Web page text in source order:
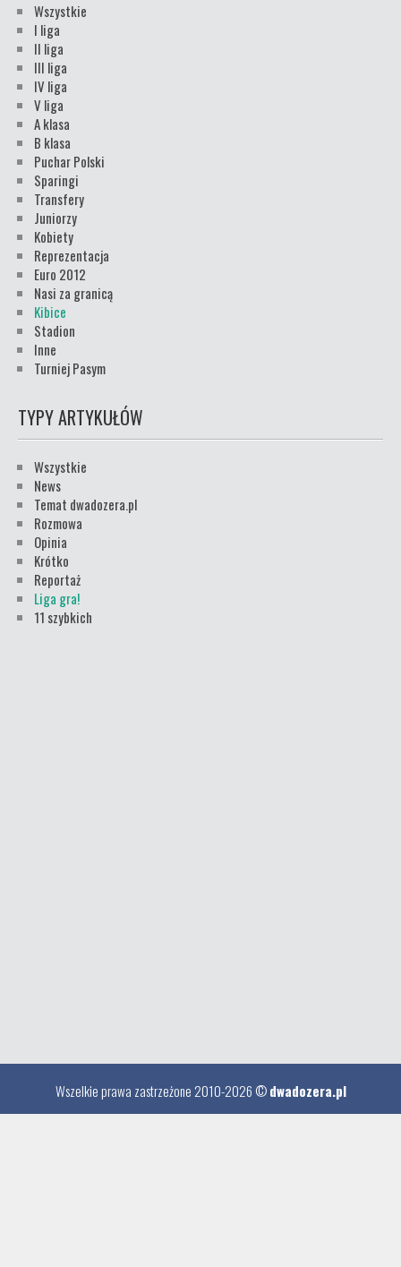
Wszystkie
I liga
II liga
III liga
IV liga
V liga
A klasa
B klasa
Puchar Polski
Sparingi
Transfery
Juniorzy
Kobiety
Reprezentacja
Euro 2012
Nasi za granicą
Kibice
Stadion
Inne
Turniej Pasym
TYPY ARTYKUŁÓW
Wszystkie
News
Temat dwadozera.pl
Rozmowa
Opinia
Krótko
Reportaż
Liga gra!
11 szybkich
Wszelkie prawa zastrzeżone 2010-2026 ©dwadozera.pl